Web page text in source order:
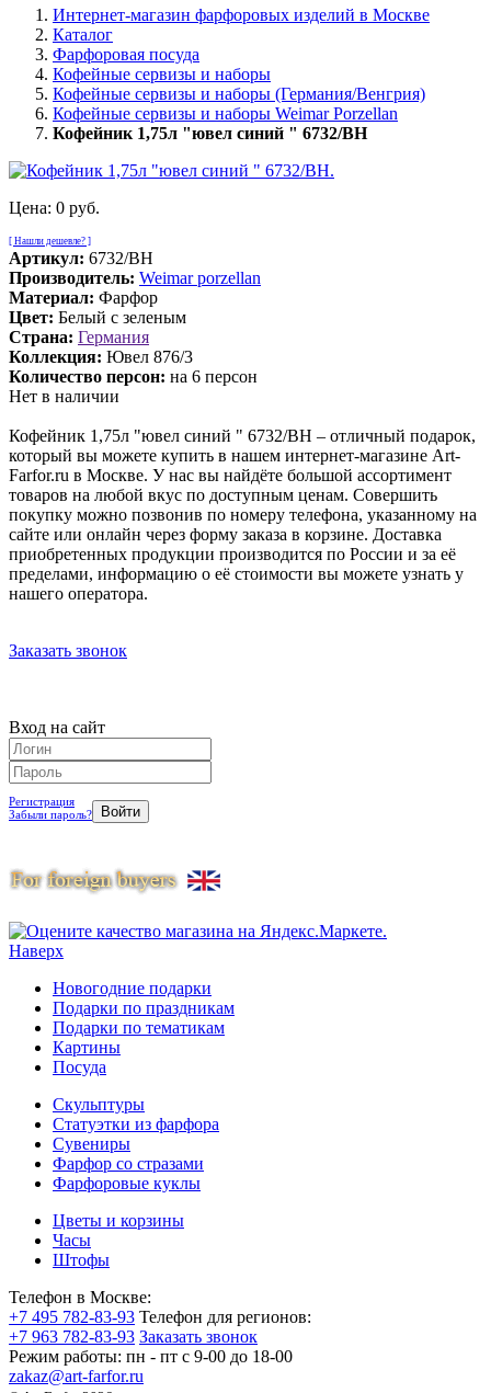
Интернет-магазин фарфоровых изделий в Москве
Каталог
Фарфоровая посуда
Кофейные сервизы и наборы
Кофейные сервизы и наборы (Германия/Венгрия)
Кофейные сервизы и наборы Weimar Porzellan
Кофейник 1,75л "ювел синий " 6732/BH
Цена: 0 руб.
[ Нашли дешевле? ]
Артикул: 6732/BH
Производитель: Weimar porzellan
Материал: Фарфор
Цвет: Белый с зеленым
Страна: Германия
Коллекция: Ювел 876/3
Количество персон: на 6 персон
Нет в наличии
Кофейник 1,75л "ювел синий " 6732/BH – отличный подарок,
который вы можете купить в нашем интернет-магазине Art-
Farfor.ru в Москве. У нас вы найдёте большой ассортимент
товаров на любой вкус по доступным ценам. Совершить
покупку можно позвонив по номеру телефона, указанному на
сайте или онлайн через форму заказа в корзине. Доставка
приобретенных продукции производится по России и за её
пределами, информацию о её стоимости вы можете узнать у
нашего оператора.
Заказать звонок
Вход на сайт
Регистрация
Забыли пароль?
Наверх
Новогодние подарки
Подарки по праздникам
Подарки по тематикам
Картины
Посуда
Скульптуры
Статуэтки из фарфора
Сувениры
Фарфор со стразами
Фарфоровые куклы
Цветы и корзины
Часы
Штофы
Телефон в Москве:
+7 495 782-83-93 Телефон для регионов:
+7 963 782-83-93 Заказать звонок
Режим работы: пн - пт c 9-00 до 18-00
zakaz@art-farfor.ru